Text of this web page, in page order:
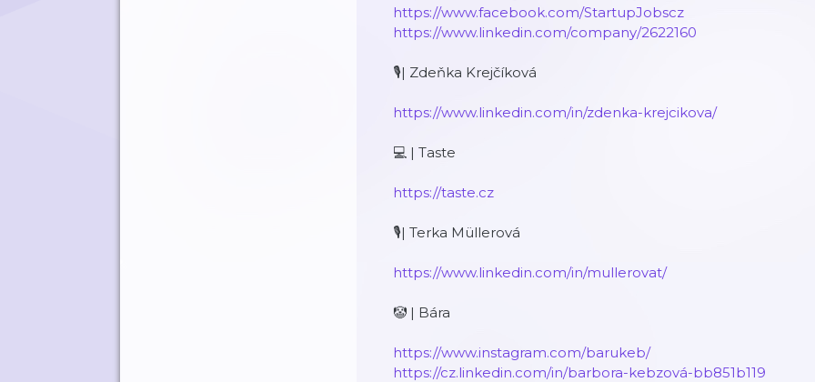
https://www.facebook.com/StartupJobscz
https://www.linkedin.com/company/2622160
🎙| Zdeňka Krejčíková
https://www.linkedin.com/in/zdenka-krejcikova/
💻 | Taste
https://taste.cz
🎙| Terka Müllerová
https://www.linkedin.com/in/mullerovat/
🤡 | Bára
https://www.instagram.com/barukeb/
https://cz.linkedin.com/in/barbora-kebzová-bb851b119